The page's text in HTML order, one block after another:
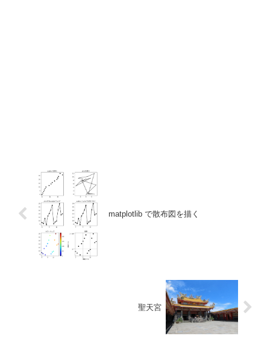
matplotlib で散布図を描く
聖天宮